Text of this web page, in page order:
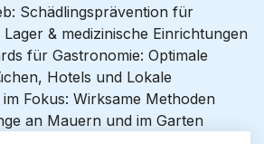
Schädlingsprävention für
& medizinische Einrichtungen
für Gastronomie: Optimale
Hotels und Lokale
Fokus: Wirksame Methoden
an Mauern und im Garten